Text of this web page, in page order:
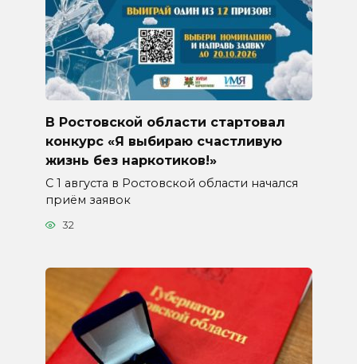
В Ростовской области стартовал
конкурс «Я выбираю счастливую
жизнь без наркотиков!»
С 1 августа в Ростовской области начался
приём заявок
32